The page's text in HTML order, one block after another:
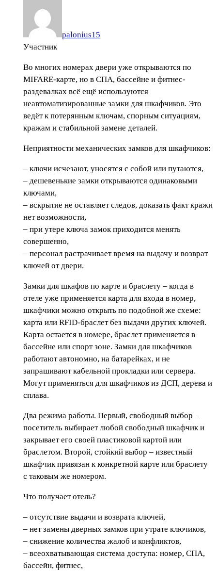
palonius15
Участник
Во многих номерах двери уже открываются по
MIFARE-карте, но в СПА, бассейне и фитнес-
раздевалках всё ещё используются
неавтоматизированные замки для шкафчиков. Это
ведёт к потерянным ключам, спорным ситуациям,
кражам и стабильной замене деталей.
Неприятности механических замков для шкафчиков:
– ключи исчезают, уносятся с собой или путаются,
– дешевенькие замки открываются одинаковыми
ключами,
– вскрытие не оставляет следов, доказать факт кражи
нет возможности,
– при утере ключа замок приходится менять
совершенно,
– персонал растрачивает время на выдачу и возврат
ключей от двери.
Замки для шкафов по карте и браслету – когда в
отеле уже применяется карта для входа в номер,
шкафчики можно открыть по подобной же схеме:
карта или RFID-браслет без выдачи других ключей.
Карта остается в номере, браслет применяется в
бассейне или спорт зоне. Замки для шкафчиков
работают автономно, на батарейках, и не
запрашивают кабельной прокладки или сервера.
Могут применяться для шкафчиков из ДСП, дерева и
сплава.
Два режима работы. Первый, свободный выбор –
посетитель выбирает любой свободный шкафчик и
закрывает его своей пластиковой картой или
браслетом. Второй, стойкий выбор – известный
шкафчик привязан к конкретной карте или браслету
с таковым же номером.
Что получает отель?
– отсутствие выдачи и возврата ключей,
– нет замены дверных замков при утрате ключиков,
– снижение количества жалоб и конфликтов,
– всеохватывающая система доступа: номер, СПА,
бассейн, фитнес,